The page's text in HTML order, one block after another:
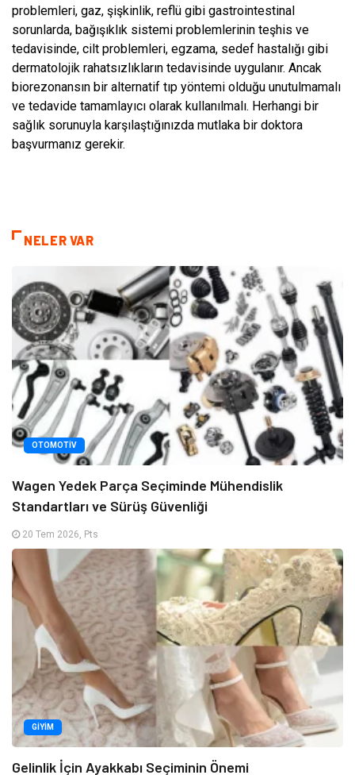
problemleri, gaz, şişkinlik, reflü gibi gastrointestinal
sorunlarda, bağışıklık sistemi problemlerinin teşhis ve
tedavisinde, cilt problemleri, egzama, sedef hastalığı gibi
dermatolojik rahatsızlıkların tedavisinde uygulanır. Ancak
biorezonansın bir alternatif tıp yöntemi olduğu unutulmamalı
ve tedavide tamamlayıcı olarak kullanılmalı. Herhangi bir
sağlık sorunuyla karşılaştığınızda mutlaka bir doktora
başvurmanız gerekir.
NELER VAR
OTOMOTIV
Wagen Yedek Parça Seçiminde Mühendislik
Standartları ve Sürüş Güvenliği
20 Tem 2026, Pts
GIYIM
Gelinlik İçin Ayakkabı Seçiminin Önemi